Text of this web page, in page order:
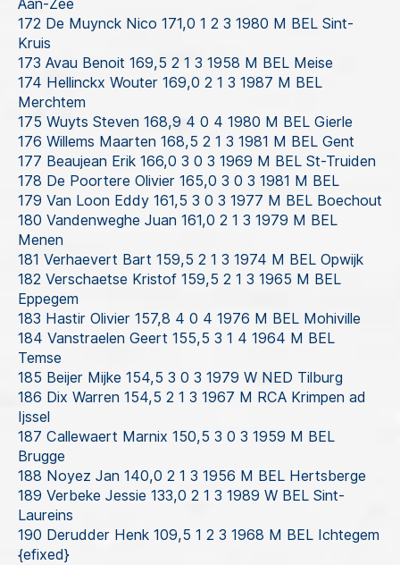
Aan-Zee
172 De Muynck Nico 171,0 1 2 3 1980 M BEL Sint-
Kruis
173 Avau Benoit 169,5 2 1 3 1958 M BEL Meise
174 Hellinckx Wouter 169,0 2 1 3 1987 M BEL
Merchtem
175 Wuyts Steven 168,9 4 0 4 1980 M BEL Gierle
176 Willems Maarten 168,5 2 1 3 1981 M BEL Gent
177 Beaujean Erik 166,0 3 0 3 1969 M BEL St-Truiden
178 De Poortere Olivier 165,0 3 0 3 1981 M BEL
179 Van Loon Eddy 161,5 3 0 3 1977 M BEL Boechout
180 Vandenweghe Juan 161,0 2 1 3 1979 M BEL
Menen
181 Verhaevert Bart 159,5 2 1 3 1974 M BEL Opwijk
182 Verschaetse Kristof 159,5 2 1 3 1965 M BEL
Eppegem
183 Hastir Olivier 157,8 4 0 4 1976 M BEL Mohiville
184 Vanstraelen Geert 155,5 3 1 4 1964 M BEL
Temse
185 Beijer Mijke 154,5 3 0 3 1979 W NED Tilburg
186 Dix Warren 154,5 2 1 3 1967 M RCA Krimpen ad
Ijssel
187 Callewaert Marnix 150,5 3 0 3 1959 M BEL
Brugge
188 Noyez Jan 140,0 2 1 3 1956 M BEL Hertsberge
189 Verbeke Jessie 133,0 2 1 3 1989 W BEL Sint-
Laureins
190 Derudder Henk 109,5 1 2 3 1968 M BEL Ichtegem
{efixed}